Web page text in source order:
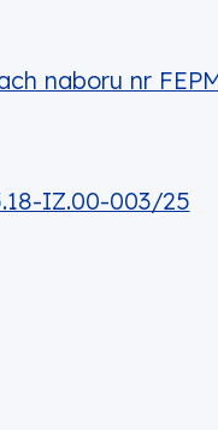
IZ.00-003/25
naboru nr
IZ.00-003/25